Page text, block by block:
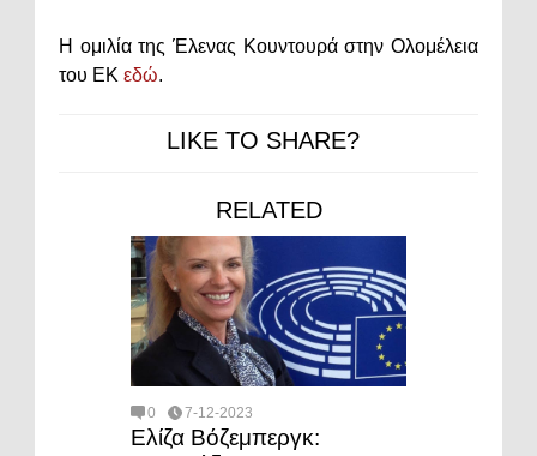
Η ομιλία της Έλενας Κουντουρά στην Ολομέλεια
του ΕΚ εδώ.
LIKE TO SHARE?
RELATED
0 7-12-2023
Ελίζα Βόζεμπεργκ: